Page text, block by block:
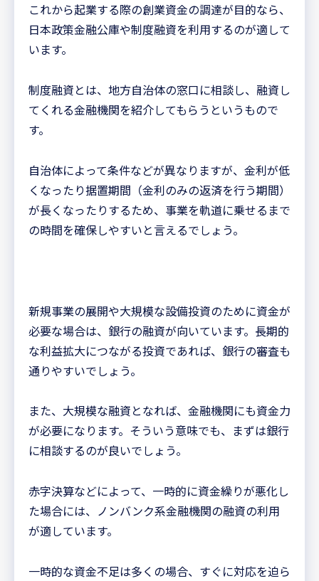
これから起業する際の創業資金の調達が目的なら、
日本政策金融公庫や制度融資を利用するのが適して
います。
制度融資とは、地方自治体の窓口に相談し、融資し
てくれる金融機関を紹介してもらうというもので
す。
自治体によって条件などが異なりますが、金利が低
くなったり据置期間（金利のみの返済を行う期間）
が長くなったりするため、事業を軌道に乗せるまで
の時間を確保しやすいと言えるでしょう。
新規事業の展開や大規模な設備投資のために資金が
必要な場合は、銀行の融資が向いています。長期的
な利益拡大につながる投資であれば、銀行の審査も
通りやすいでしょう。
また、大規模な融資となれば、金融機関にも資金力
が必要になります。そういう意味でも、まずは銀行
に相談するのが良いでしょう。
赤字決算などによって、一時的に資金繰りが悪化し
た場合には、ノンバンク系金融機関の融資の利用
が適しています。
一時的な資金不足は多くの場合、すぐに対応を迫ら